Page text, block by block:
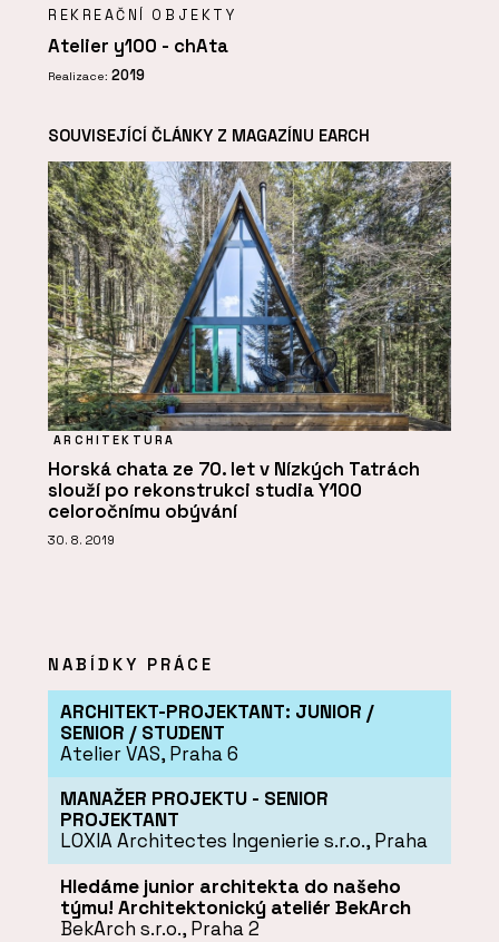
REKREAČNÍ OBJEKTY
Atelier y100 - chAta
Realizace: 2019
SOUVISEJÍCÍ ČLÁNKY Z MAGAZÍNU EARCH
ARCHITEKTURA
Horská chata ze 70. let v Nízkých Tatrách
slouží po rekonstrukci studia Y100
celoročnímu obývání
30. 8. 2019
NABÍDKY PRÁCE
ARCHITEKT-PROJEKTANT: JUNIOR /
SENIOR / STUDENT
Atelier VAS, Praha 6
MANAŽER PROJEKTU - SENIOR
PROJEKTANT
LOXIA Architectes Ingenierie s.r.o., Praha
Hledáme junior architekta do našeho
týmu! Architektonický ateliér BekArch
BekArch s.r.o., Praha 2